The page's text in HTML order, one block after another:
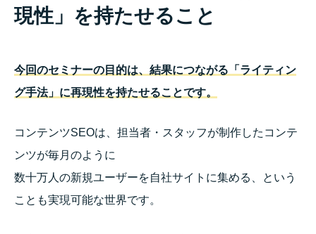
現性」を持たせること
今回のセミナーの目的は、 結果につながる「ライティン
グ手法」に再現性を持たせることです。
コンテンツSEOは、担当者・スタッフが制作したコンテ
ンツが毎月のように
数十万人の新規ユーザーを自社サイトに集める、という
ことも実現可能な世界です。